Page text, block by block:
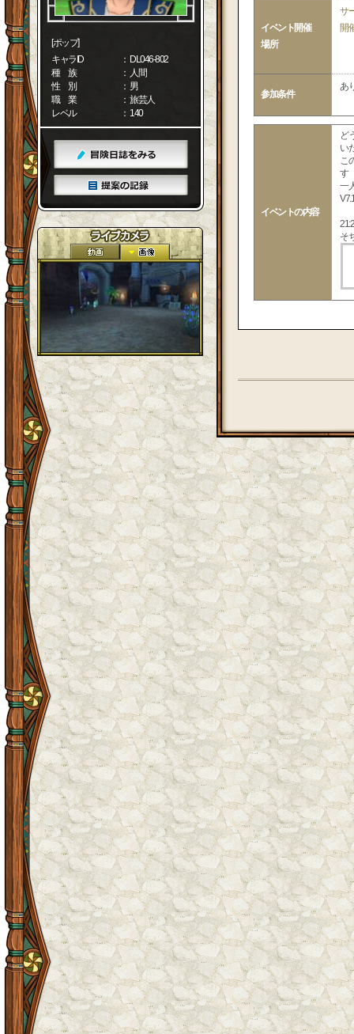
[ポップ]
キャラID
： DL046-802
種 族
： 人間
性 別
： 男
職 業
： 旅芸人
レベル
： 140
イベント開催
場所
サ
開
参加条件
あ
イベントの内容
ど
い
こ
す
一
そ